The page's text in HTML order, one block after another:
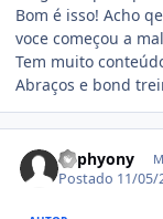
Bom é isso! Acho
voce começou a
Tem muito
Abraços e bond
Luphyony
Postado 11/05/